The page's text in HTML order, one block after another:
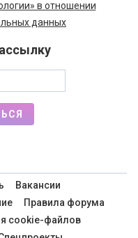
в отношении
данных
Вакансии
Правила форума
cookie-файлов